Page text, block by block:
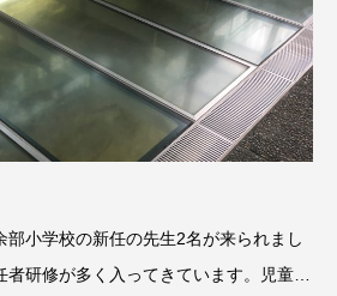
部小学校の新任の先生2名が来られまし
研修が多く入ってきています。児童に